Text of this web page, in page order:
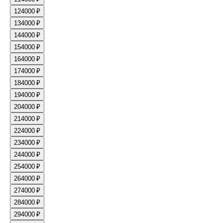
124000 ₽
134000 ₽
144000 ₽
154000 ₽
164000 ₽
174000 ₽
184000 ₽
194000 ₽
204000 ₽
214000 ₽
224000 ₽
234000 ₽
244000 ₽
254000 ₽
264000 ₽
274000 ₽
284000 ₽
294000 ₽